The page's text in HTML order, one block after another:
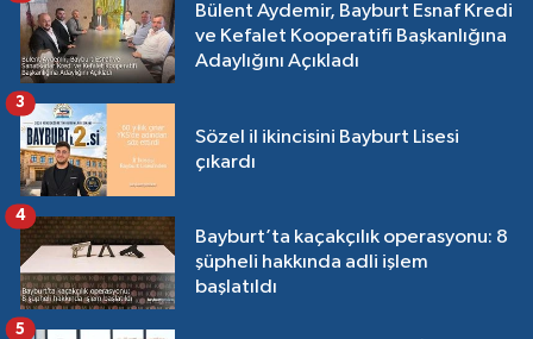
Bülent Aydemir, Bayburt Esnaf Kredi
ve Kefalet Kooperatifi Başkanlığına
Adaylığını Açıkladı
Sözel il ikincisini Bayburt Lisesi
çıkardı
3
Bayburt’ta kaçakçılık operasyonu: 8
şüpheli hakkında adli işlem
başlatıldı
4
5